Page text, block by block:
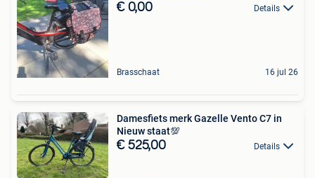
€ 0,00 Details
Brasschaat 16 jul 26
Damesfiets merk Gazelle Vento C7 in
Nieuw staat💯
€ 525,00 Details